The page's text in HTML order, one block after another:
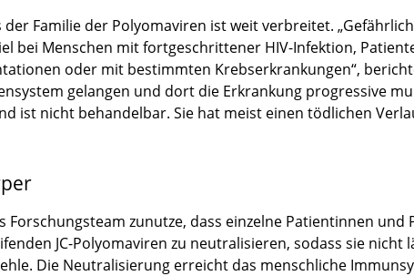
der Familie der Polyomaviren ist weit verbreitet.
bei Menschen mit fortgeschrittener HIV-Infektion,
oder mit bestimmten Krebserkrankungen“,
gelangen und dort die Erkrankung progressive
ist nicht behandelbar. Sie hat meist einen tödlichen
Forschungsteam zunutze, dass einzelne Patientinnen
JC-Polyomaviren zu neutralisieren, sodass sie
Die Neutralisierung erreicht das menschliche